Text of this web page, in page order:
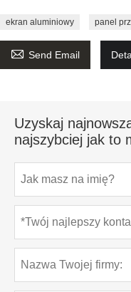
ekran aluminiowy panel
 Send Email
Uzyskaj
najszybciej jak to